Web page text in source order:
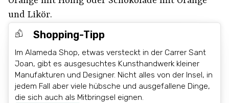
und Likör.
Shopping-Tipp
Im Alameda Shop, etwas versteckt in der Carrer Sant
Joan, gibt es ausgesuchtes Kunsthandwerk kleiner
Manufakturen und Designer. Nicht alles von der Insel, in
jedem Fall aber viele hübsche und ausgefallene Dinge,
die sich auch als Mitbringsel eignen.